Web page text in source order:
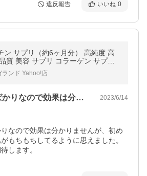
違反報告 いいね 0
ン サプリ（約6ヶ月分） 高純度 高
質 美容 サプリ コラーゲン サプリ
タミン ヒアルロン酸と一緒に ペプ
ント利用
ランド Yahoo!店
まだ飲み始めたばかりなので効果は分かり… 2023/6/14
なので効果は分かりませんが、初め
もちもちしてるように思えました。
します。